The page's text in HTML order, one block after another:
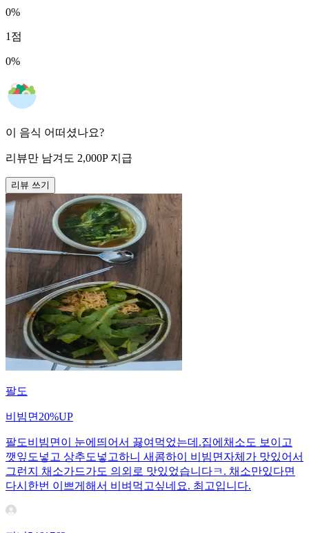
0%
1 점
0%
이 음식 어떠셨나요?
리뷰만 남겨도 2,000P 지급
리뷰 쓰기
팔도
비빔면20%UP
팔도비빔면이 눈에띄어서 끓여먹었는데.집에채소도 보이고
깻잎도넣고 상추도넣고하니 새콤하이 비빔면자체가 맛있어서
그런지 채소가드가도 의외로 맛있었습니다ㅋ. 채소만있다면
다시한번 이쁘게해서 비벼먹고싶네요. 최고입니다.